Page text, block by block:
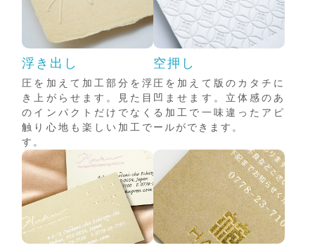
浮き出し
圧を加えて加工部分を浮
き上がらせます。見た目
のインパクトだけでなく
触り心地も楽しい加工で
す。
空押し
圧を加えて版のカタチに
凹ませます。立体感のあ
る加工で一味違ったアピ
ールができます。